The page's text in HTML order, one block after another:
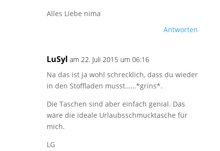
Alles Liebe nima
Antworten
LuSyl am 22. Juli 2015 um 06:16
Na das ist ja wohl schrecklich, dass du wieder
in den Stoffladen musst……*grins*.
Die Taschen sind aber einfach genial. Das
wäre die ideale Urlaubsschmucktasche für
mich.
LG